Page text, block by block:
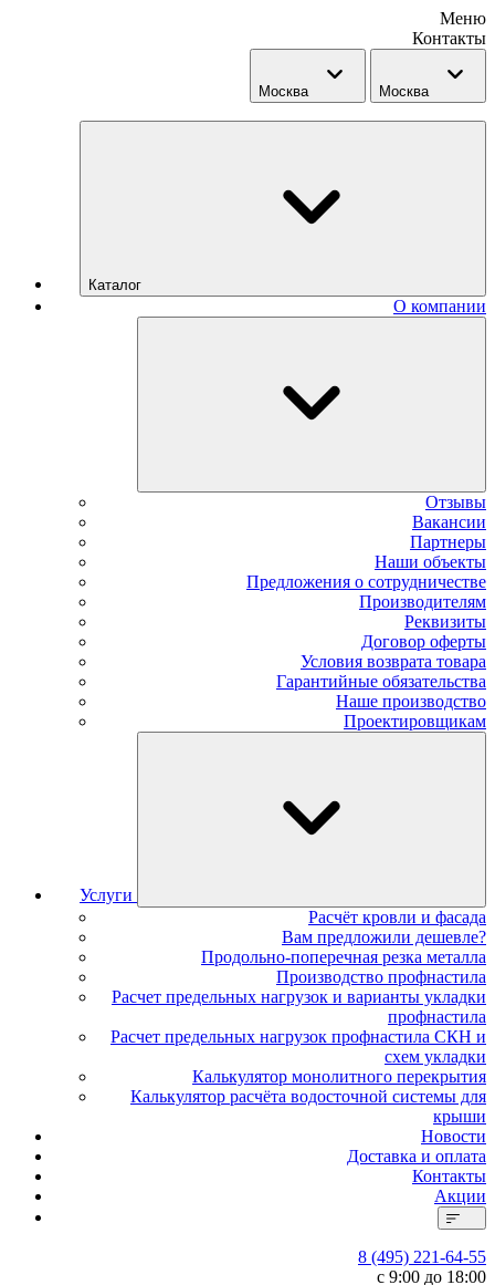
Меню
Контакты
Москва Москва
Каталог
О компании
Отзывы
Вакансии
Партнеры
Наши объекты
Предложения о сотрудничестве
Производителям
Реквизиты
Договор оферты
Условия возврата товара
Гарантийные обязательства
Наше производство
Проектировщикам
Услуги
Расчёт кровли и фасада
Вам предложили дешевле?
Продольно-поперечная резка металла
Производство профнастила
Расчет предельных нагрузок и варианты укладки
профнастила
Расчет предельных нагрузок профнастила СКН и
схем укладки
Калькулятор монолитного перекрытия
Калькулятор расчёта водосточной системы для
крыши
Новости
Доставка и оплата
Контакты
Акции
8 (495) 221-64-55
с 9:00 до 18:00